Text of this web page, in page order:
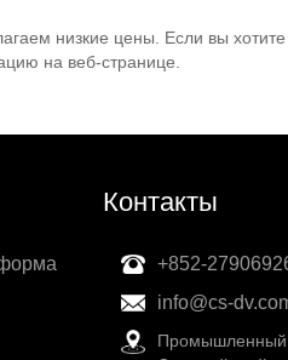
низкие цены. Если вы хотите
на веб-странице.
Контакты
+852-
info@cs-
Промышленный